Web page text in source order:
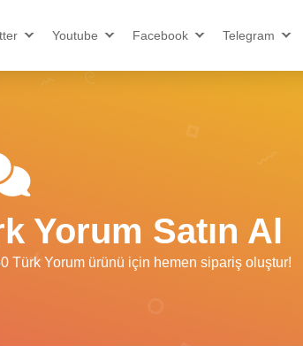
Youtube Facebook Telegram
Yorum Satın Al
Türk Yorum ürünü için hemen sipariş oluştur!